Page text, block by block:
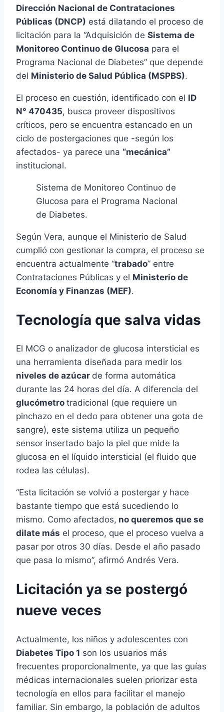
Dirección Nacional de Contrataciones
Públicas (DNCP) está dilatando el proceso de
licitación para la “Adquisición de Sistema de
Monitoreo Continuo de Glucosa para el
Programa Nacional de Diabetes” que depende
del Ministerio de Salud Pública (MSPBS).
El proceso en cuestión, identificado con el ID
N° 470435, busca proveer dispositivos
críticos, pero se encuentra estancado en un
ciclo de postergaciones que -según los
afectados- ya parece una “mecánica”
institucional.
Sistema de Monitoreo Continuo de
Glucosa para el Programa Nacional
de Diabetes.
Según Vera, aunque el Ministerio de Salud
cumplió con gestionar la compra, el proceso se
encuentra actualmente “trabado” entre
Contrataciones Públicas y el Ministerio de
Economía y Finanzas (MEF).
Tecnología que salva vidas
El MCG o analizador de glucosa intersticial es
una herramienta diseñada para medir los
niveles de azúcar de forma automática
durante las 24 horas del día. A diferencia del
glucómetro tradicional (que requiere un
pinchazo en el dedo para obtener una gota de
sangre), este sistema utiliza un pequeño
sensor insertado bajo la piel que mide la
glucosa en el líquido intersticial (el fluido que
rodea las células).
“Esta licitación se volvió a postergar y hace
bastante tiempo que está sucediendo lo
mismo. Como afectados, no queremos que se
dilate más el proceso, que el proceso vuelva a
pasar por otros 30 días. Desde el año pasado
que pasa lo mismo”, afirmó Andrés Vera.
Licitación ya se postergó
nueve veces
Actualmente, los niños y adolescentes con
Diabetes Tipo 1 son los usuarios más
frecuentes proporcionalmente, ya que las guías
médicas internacionales suelen priorizar esta
tecnología en ellos para facilitar el manejo
familiar. Sin embargo, la población de adultos